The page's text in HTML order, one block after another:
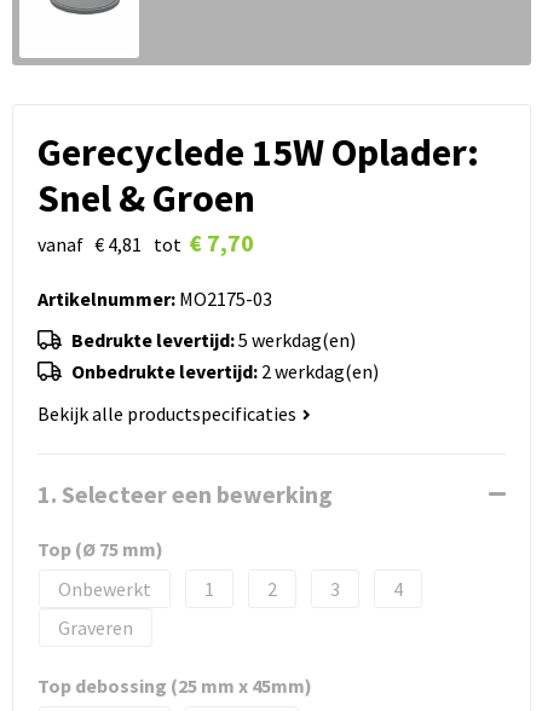
Gerecyclede 15W Oplader:
Snel & Groen
vanaf € 4,81 tot € 7,70
Artikelnummer:MO2175-03
Bedrukte levertijd:5 werkdag(en)
Onbedrukte levertijd: 2 werkdag(en)
Bekijk alle productspecificaties
1. Selecteer een bewerking
Top (Ø 75 mm)
Onbewerkt
1 2 3
4
Graveren
Top debossing (25 mm x 45mm)